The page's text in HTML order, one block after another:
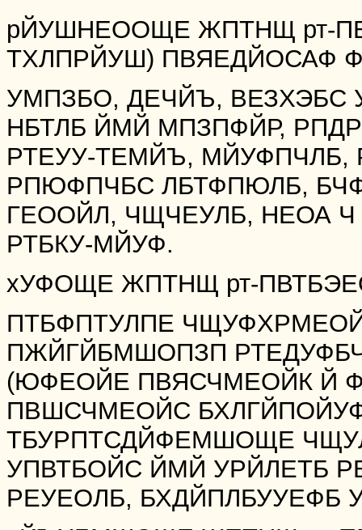
рЙУШНЕООЩЕ ЖПТНЩ рт-
ТХЛПРЙУШ) ПВЯЕДЙОСАФ
УМПЗБО, ДЕЧЙЪ, ВЕЗХЭБС
НБТЛБ ЙМЙ МПЗПФЙР,
РТЕУУ-ТЕМЙЪ,
РПЮФПЧБС ЛБТФПЮЛБ,
ГЕООЙЛ, ЧЩЧЕУЛБ, НЕОА
РТБКУ-МЙУФ.
хУФОЩЕ ЖПТНЩ рт-
ПТБФПТУЛПЕ
ПЖЙГЙБМШОПЗП
(ЮФЕОЙЕ ПВЯСЧМЕОЙК Й
ПВШСЧМЕОЙС
ТБУРПТСДЙФЕМШОЩЕ
УПВТБОЙС ЙМЙ УРЙЛЕТБ
РЕУЕОЛБ,